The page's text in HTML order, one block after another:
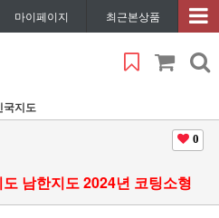
마이페이지 최근본상품
국지도
0
남한지도 2024년 코팅소형